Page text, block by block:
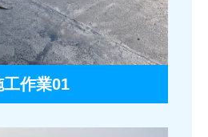
工作業01